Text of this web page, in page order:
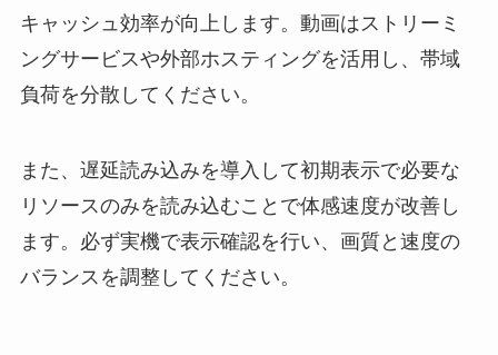
キャッシュ効率が向上します。動画はストリーミ
ングサービスや外部ホスティングを活用し、帯域
負荷を分散してください。
また、遅延読み込みを導入して初期表示で必要な
リソースのみを読み込むことで体感速度が改善し
ます。必ず実機で表示確認を行い、画質と速度の
バランスを調整してください。